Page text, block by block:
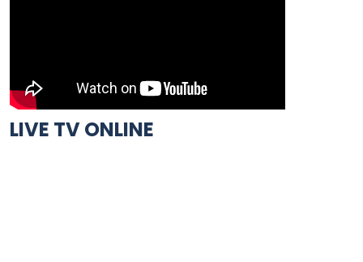
LIVE TV ONLINE